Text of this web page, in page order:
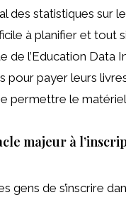
des statistiques sur
à planifier et tout
l’Education Data
pour payer leurs
permettre le
majeur à
de s’inscrire